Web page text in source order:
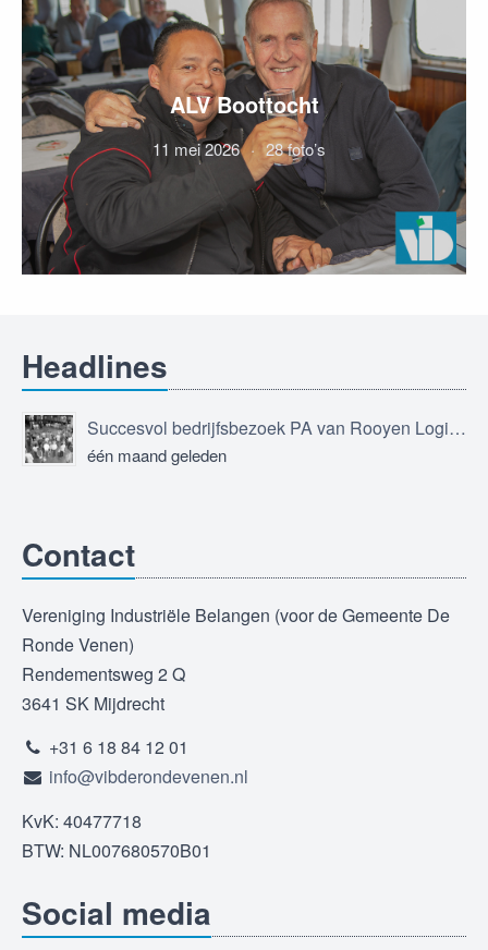
ALV Boottocht
11 mei 2026 28 foto’s
Headlines
Succesvol bedrijfsbezoek PA van Rooyen Logistics
één maand geleden
Contact
Vereniging Industriële Belangen (voor de Gemeente De
Ronde Venen)
Rendementsweg 2 Q
3641 SK Mijdrecht
+31 6 18 84 12 01
info@vibderondevenen.nl
KvK: 40477718
BTW: NL007680570B01
Social media